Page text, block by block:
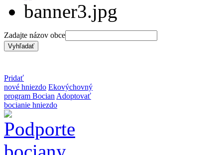
Zadajte názov obce
Pridať
nové hniezdo Ekovýchovný
program Bocian Adoptovať
bocianie hniezdo